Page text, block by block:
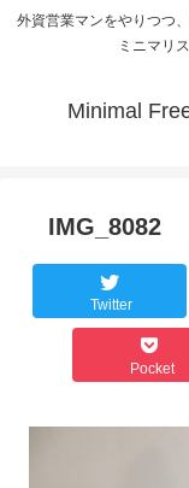
外資営業マンをやりつつ
ミニマリ
Minimal
IMG_8082
Twitter
Pocket